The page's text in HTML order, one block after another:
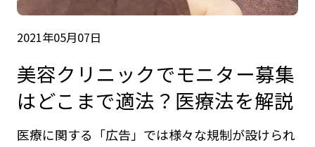
2021年05月07日
美容クリニックでモニター募集
はどこまで適法？医療法を解説
医療に関する「広告」では様々な規制が設けられ